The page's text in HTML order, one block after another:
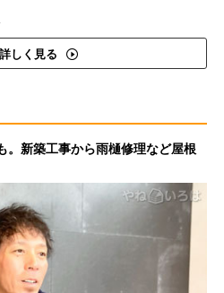
しく見る
。新築工事から雨樋修理など屋根